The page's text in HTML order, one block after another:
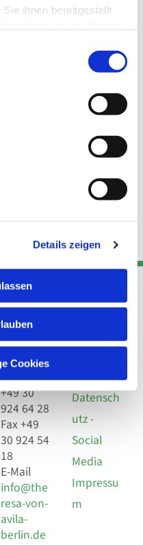
ihnen bereitgestellt
Details zeigen
Cookies
Kont
Akt
Telefon
+49 30
924 64 28
Fax +49
30 924 54
18
E-Mail
info@the
resa-von-
avila-
berlin.de
utz
Datensch
utz -
Social
Media
Impressu
m